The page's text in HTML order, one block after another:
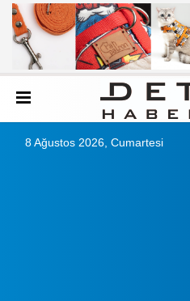
8 Ağustos 2026, Cumartesi